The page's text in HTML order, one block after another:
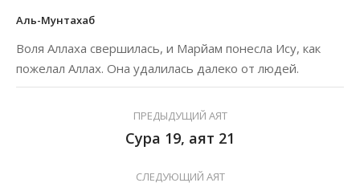
Аль-Мунтахаб
Воля Аллаха свершилась, и Марйам понесла Ису, как
пожелал Аллах. Она удалилась далеко от людей.
ПРЕДЫДУЩИЙ АЯТ
Сура 19, аят 21
СЛЕДУЮЩИЙ АЯТ